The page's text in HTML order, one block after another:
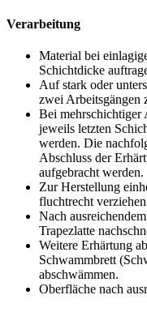
Verarbeitung
Material bei
Schichtdicke
Auf stark oder
zwei Arbeitsgängen
Bei mehrschichtiger
jeweils letzten
werden. Die
Abschluss der
aufgebracht werden.
Zur Herstellung
fluchtrecht
Nach
Trapezlatte
Weitere Erhärtung
Schwammbrett
abschwämmen.
Oberfläche nach